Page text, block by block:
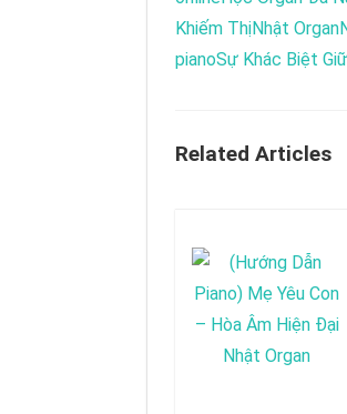
Khiếm ThịNhật Organ
pianoSự Khác Biệt
Related Articles